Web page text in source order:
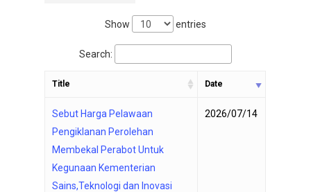
Show entries
Search:
Title Date
Sebut Harga Pelawaan
Pengiklanan Perolehan
Membekal Perabot Untuk
Kegunaan Kementerian
Sains,Teknologi dan Inovasi
2026/07/14